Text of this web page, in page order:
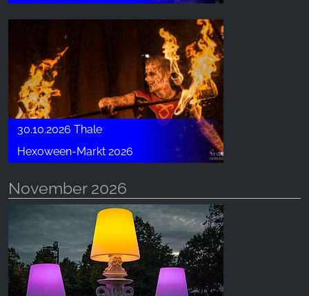
30.10.2026 Thale
Hexoween-Markt 2026
November 2026